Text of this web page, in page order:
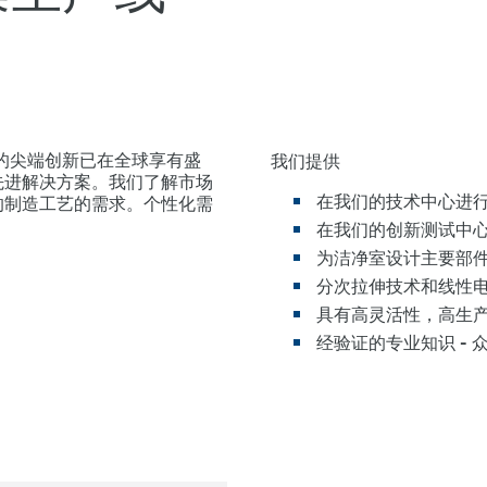
尖端创新已在全球享有盛
解决方案。我们了解市场
造工艺的需求。个性化需
我们提供
在我们的技术中心进
在我们的创新测试中
为洁净室设计主要部
分次拉伸技术和线性
具有高灵活性，高生
经验证的专业知识 -